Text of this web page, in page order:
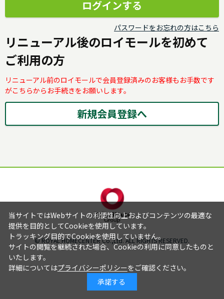
パスワードをお忘れの方はこちら
リニューアル後のロイモールを初めて
ご利用の方
リニューアル前のロイモールで会員登録済みのお客様もお手数です
がこちらからお手続きをお願いします。
© ROYAL HOMECENTER Co.,Ltd. ALL RIGHTS RESERVED.
当サイトではWebサイトの利便性向上およびコンテンツの最適な
提供を目的としてCookieを使用しています。
トラッキング目的でCookieを使用していません。
サイトの閲覧を継続された場合、Cookieの利用に同意したものと
いたします。
詳細についてはプライバシーポリシーをご確認ください。
承諾する